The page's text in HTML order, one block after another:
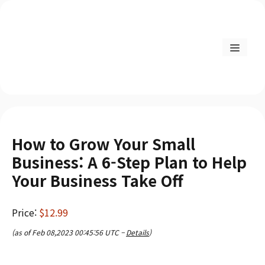
How to Grow Your Small
Business: A 6-Step Plan to Help
Your Business Take Off
Price: $12.99
(as of Feb 08,2023 00:45:56 UTC –Details)